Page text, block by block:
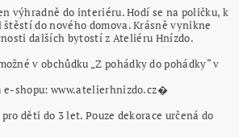
výhradně do interiéru. Hodí se na poličku, k
do nového domova. Krásně vynikne
dalších bytostí z Ateliéru Hnízdo.
v obchůdku „Z pohádky do pohádky“ v
e-shopu: www.atelierhnizdo.cz⁠�
děti do 3 let. Pouze dekorace určená do